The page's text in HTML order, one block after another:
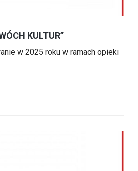
KULTUR”
w 2025 roku w ramach opieki